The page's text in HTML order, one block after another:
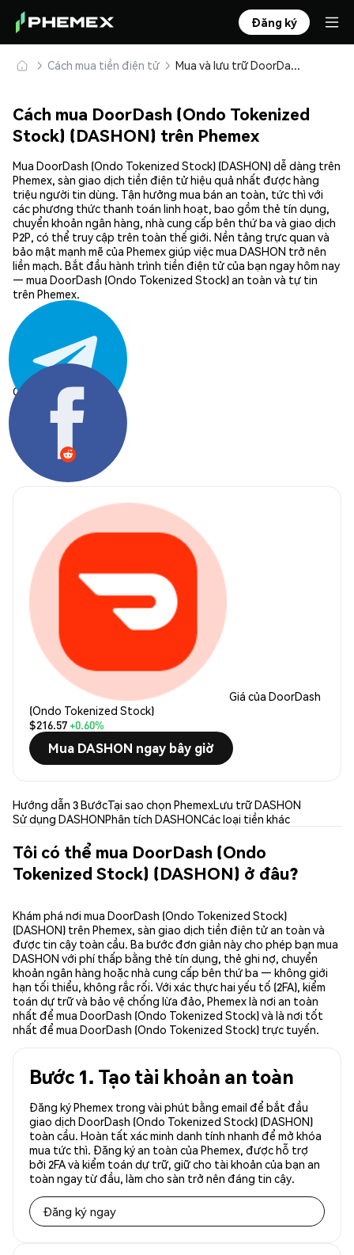
Đăng ký
Cách mua tiền điện tử Mua và lưu trữ DoorDash (Ondo Tokenized Stock) (DASHON) an toàn
Cách mua DoorDash (Ondo Tokenized
Stock) (DASHON) trên Phemex
Mua DoorDash (Ondo Tokenized Stock) (DASHON) dễ dàng trên
Phemex, sàn giao dịch tiền điện tử hiệu quả nhất được hàng
triệu người tin dùng. Tận hưởng mua bán an toàn, tức thì với
các phương thức thanh toán linh hoạt, bao gồm thẻ tín dụng,
chuyển khoản ngân hàng, nhà cung cấp bên thứ ba và giao dịch
P2P, có thể truy cập trên toàn thế giới. Nền tảng trực quan và
bảo mật mạnh mẽ của Phemex giúp việc mua DASHON trở nên
liền mạch. Bắt đầu hành trình tiền điện tử của bạn ngay hôm nay
— mua DoorDash (Ondo Tokenized Stock) an toàn và tự tin
trên Phemex.
Chia sẻ:
Giá của DoorDash
(Ondo Tokenized Stock)
$216.57+0.60%
Mua DASHON ngay bây giờ
Hướng dẫn 3 BướcTại sao chọn PhemexLưu trữ DASHON
Sử dụng DASHONPhân tích DASHONCác loại tiền khác
Tôi có thể mua DoorDash (Ondo
Tokenized Stock) (DASHON) ở đâu?
Khám phá nơi mua DoorDash (Ondo Tokenized Stock)
(DASHON) trên Phemex, sàn giao dịch tiền điện tử an toàn và
được tin cậy toàn cầu. Ba bước đơn giản này cho phép bạn mua
DASHON với phí thấp bằng thẻ tín dụng, thẻ ghi nợ, chuyển
khoản ngân hàng hoặc nhà cung cấp bên thứ ba — không giới
hạn tối thiểu, không rắc rối. Với xác thực hai yếu tố (2FA), kiểm
toán dự trữ và bảo vệ chống lừa đảo, Phemex là nơi an toàn
nhất để mua DoorDash (Ondo Tokenized Stock) và là nơi tốt
nhất để mua DoorDash (Ondo Tokenized Stock) trực tuyến.
Bước 1. Tạo tài khoản an toàn
Đăng ký Phemex trong vài phút bằng email để bắt đầu
giao dịch DoorDash (Ondo Tokenized Stock) (DASHON)
toàn cầu. Hoàn tất xác minh danh tính nhanh để mở khóa
mua tức thì. Đăng ký an toàn của Phemex, được hỗ trợ
bởi 2FA và kiểm toán dự trữ, giữ cho tài khoản của bạn an
toàn ngay từ đầu, làm cho sàn trở nên đáng tin cậy.
Đăng ký ngay